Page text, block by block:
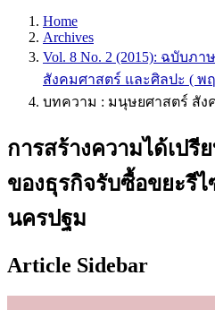
Home
Archives
Vol. 8 No. 2 (2015): ฉบับภ
สังคมศาสตร์ และศิลปะ ( พ
บทความ : มนุษยศาสตร์ สัง
การสร้างความได้เปรี
ของธุรกิจรับซื้อขยะรีไ
นครปฐม
Article Sidebar